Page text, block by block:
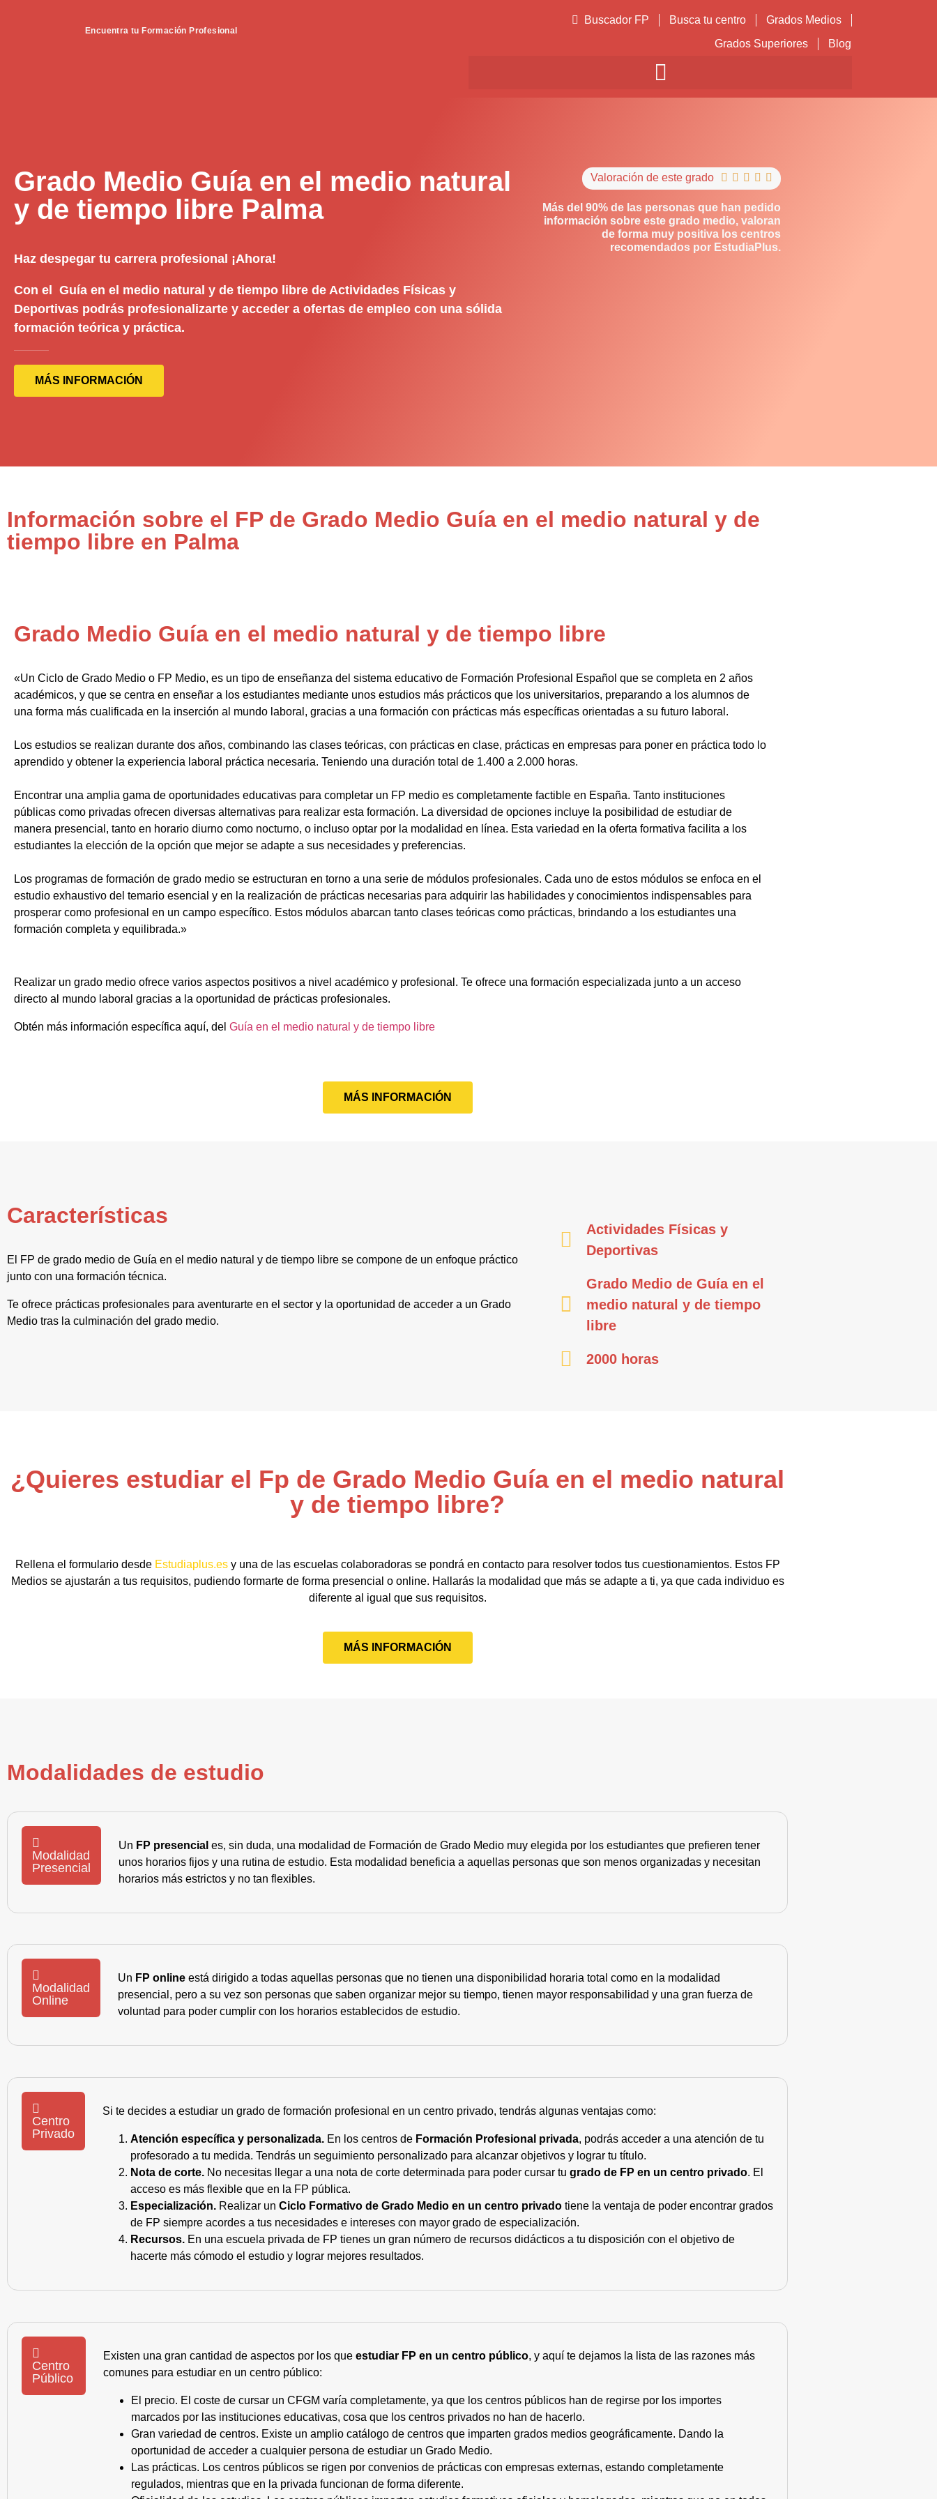
Encuentra tu Formación Profesional
Buscador FP Busca tu centro
Grados Medios
Grados Superiores
Blog
Grado Medio Guía en el medio natural
y de tiempo libre Palma
Haz despegar tu carrera profesional ¡Ahora!
Con el Guía en el medio natural y de tiempo libre de Actividades Físicas y
Deportivas podrás profesionalizarte y acceder a ofertas de empleo con una sólida
formación teórica y práctica.
MÁS INFORMACIÓN
Valoración de este grado     
Más del 90% de las personas que han pedido
información sobre este grado medio, valoran
de forma muy positiva los centros
recomendados por EstudiaPlus.
Información sobre el FP de Grado Medio Guía en el medio natural y de
tiempo libre en Palma
Grado Medio Guía en el medio natural y de tiempo libre
«Un Ciclo de Grado Medio o FP Medio, es un tipo de enseñanza del sistema educativo de Formación Profesional Español que se completa en 2 años
académicos, y que se centra en enseñar a los estudiantes mediante unos estudios más prácticos que los universitarios, preparando a los alumnos de
una forma más cualificada en la inserción al mundo laboral, gracias a una formación con prácticas más específicas orientadas a su futuro laboral.
Los estudios se realizan durante dos años, combinando las clases teóricas, con prácticas en clase, prácticas en empresas para poner en práctica todo lo
aprendido y obtener la experiencia laboral práctica necesaria. Teniendo una duración total de 1.400 a 2.000 horas.
Encontrar una amplia gama de oportunidades educativas para completar un FP medio es completamente factible en España. Tanto instituciones
públicas como privadas ofrecen diversas alternativas para realizar esta formación. La diversidad de opciones incluye la posibilidad de estudiar de
manera presencial, tanto en horario diurno como nocturno, o incluso optar por la modalidad en línea. Esta variedad en la oferta formativa facilita a los
estudiantes la elección de la opción que mejor se adapte a sus necesidades y preferencias.
Los programas de formación de grado medio se estructuran en torno a una serie de módulos profesionales. Cada uno de estos módulos se enfoca en el
estudio exhaustivo del temario esencial y en la realización de prácticas necesarias para adquirir las habilidades y conocimientos indispensables para
prosperar como profesional en un campo específico. Estos módulos abarcan tanto clases teóricas como prácticas, brindando a los estudiantes una
formación completa y equilibrada.»
Realizar un grado medio ofrece varios aspectos positivos a nivel académico y profesional. Te ofrece una formación especializada junto a un acceso
directo al mundo laboral gracias a la oportunidad de prácticas profesionales.
Obtén más información específica aquí, del Guía en el medio natural y de tiempo libre
MÁS INFORMACIÓN
Características
El FP de grado medio de Guía en el medio natural y de tiempo libre se compone de un enfoque práctico
junto con una formación técnica.
Te ofrece prácticas profesionales para aventurarte en el sector y la oportunidad de acceder a un Grado
Medio tras la culminación del grado medio.
Actividades Físicas y
Deportivas
Grado Medio de Guía en el
medio natural y de tiempo
libre
2000 horas
¿Quieres estudiar el Fp de Grado Medio Guía en el medio natural
y de tiempo libre?
Rellena el formulario desde Estudiaplus.esy una de las escuelas colaboradoras se pondrá en contacto para resolver todos tus cuestionamientos. Estos FP
Medios se ajustarán a tus requisitos, pudiendo formarte de forma presencial o online. Hallarás la modalidad que más se adapte a ti, ya que cada individuo es
diferente al igual que sus requisitos.
MÁS INFORMACIÓN
Modalidades de estudio
Modalidad
Presencial
Un FP presencial es, sin duda, una modalidad de Formación de Grado Medio muy elegida por los estudiantes que prefieren tener
unos horarios fijos y una rutina de estudio. Esta modalidad beneficia a aquellas personas que son menos organizadas y necesitan
horarios más estrictos y no tan flexibles.
Modalidad
Online
Un FP online está dirigido a todas aquellas personas que no tienen una disponibilidad horaria total como en la modalidad
presencial, pero a su vez son personas que saben organizar mejor su tiempo, tienen mayor responsabilidad y una gran fuerza de
voluntad para poder cumplir con los horarios establecidos de estudio.
Centro
Privado
Si te decides a estudiar un grado de formación profesional en un centro privado, tendrás algunas ventajas como:
Atención específica y personalizada. En los centros de Formación Profesional privada, podrás acceder a una atención de tu
profesorado a tu medida. Tendrás un seguimiento personalizado para alcanzar objetivos y lograr tu título.
Nota de corte. No necesitas llegar a una nota de corte determinada para poder cursar tu grado de FP en un centro privado. El
acceso es más flexible que en la FP pública.
Especialización. Realizar un Ciclo Formativo de Grado Medio en un centro privado tiene la ventaja de poder encontrar grados
de FP siempre acordes a tus necesidades e intereses con mayor grado de especialización.
Recursos. En una escuela privada de FP tienes un gran número de recursos didácticos a tu disposición con el objetivo de
hacerte más cómodo el estudio y lograr mejores resultados.
Centro
Público
Existen una gran cantidad de aspectos por los queestudiar FP en un centro público, y aquí te dejamos la lista de las razones más
comunes para estudiar en un centro público:
El precio. El coste de cursar un CFGM varía completamente, ya que los centros públicos han de regirse por los importes
marcados por las instituciones educativas, cosa que los centros privados no han de hacerlo.
Gran variedad de centros. Existe un amplio catálogo de centros que imparten grados medios geográficamente. Dando la
oportunidad de acceder a cualquier persona de estudiar un Grado Medio.
Las prácticas. Los centros públicos se rigen por convenios de prácticas con empresas externas, estando completamente
regulados, mientras que en la privada funcionan de forma diferente.